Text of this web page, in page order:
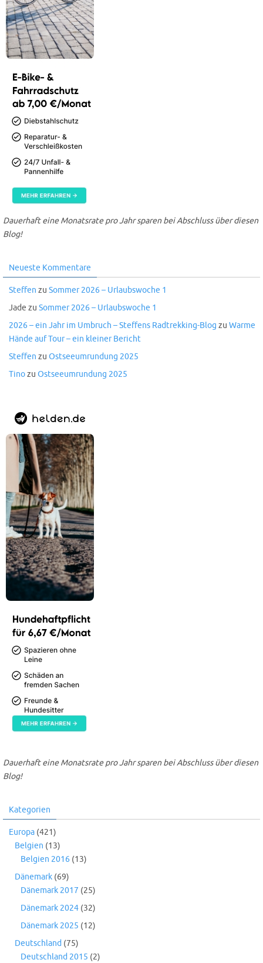
Dauerhaft eine Monatsrate pro Jahr sparen bei Abschluss über diesen
Blog!
Neueste Kommentare
Steffen zu Sommer 2026 – Urlaubswoche 1
Jade zu Sommer 2026 – Urlaubswoche 1
2026 – ein Jahr im Umbruch – Steffens Radtrekking-Blog zu Warme
Hände auf Tour – ein kleiner Bericht
Steffen zu Ostseeumrundung 2025
Tinozu Ostseeumrundung 2025
Dauerhaft eine Monatsrate pro Jahr sparen bei Abschluss über diesen
Blog!
Kategorien
Europa (421)
Belgien (13)
Belgien 2016 (13)
Dänemark (69)
Dänemark 2017 (25)
Dänemark 2024 (32)
Dänemark 2025 (12)
Deutschland (75)
Deutschland 2015 (2)